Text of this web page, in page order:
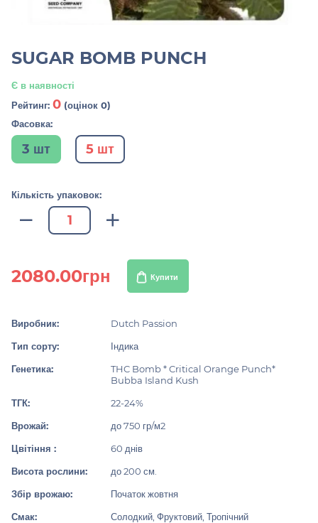
SUGAR BOMB PUNCH
Є в наявності
Рейтинг: 0 (оцінок 0)
Фасовка:
3 шт 5 шт
Кількість упаковок:
2080.00грн Купити
Виробник:
Dutch Passion
Тип сорту:
Індика
Генетика:
THC Bomb * Critical Orange Punch*
Bubba Island Kush
ТГК:
22-24%
Врожай:
до 750 гр/м2
Цвітіння :
60 днів
Висота рослини:
до 200 см.
Збір врожаю:
Початок жовтня
Смак:
Солодкий, Фруктовий, Тропічний